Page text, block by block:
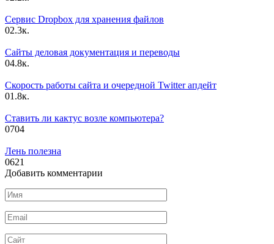
Сервис Dropbox для хранения файлов
02.3к.
Сайты деловая документация и переводы
04.8к.
Скорость работы сайта и очередной Twitter апдейт
01.8к.
Ставить ли кактус возле компьютера?
0704
Лень полезна
0621
Добавить комментарии
Имя
*
Email
*
Сайт